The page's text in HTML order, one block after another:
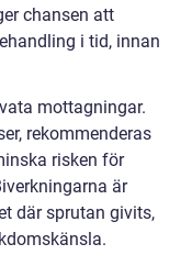
chansen att
i tid, innan
mottagningar.
rekommenderas
risken för
är
där sprutan givits,